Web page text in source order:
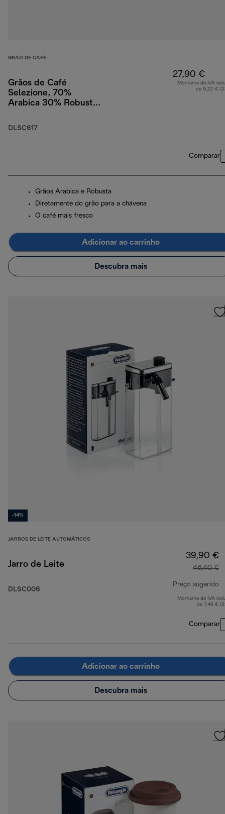
GRÃO DE CAFÉ
Grãos de Café
Selezione, 70%
Arabica 30% Robusta,
DLSC617
27,90 €
Montante de IVA
de 5,22 €
Comparar
Grãos Arabica e Robusta
Diretamente do grão para a chávena
O café mais fresco
Adicionar ao carrinho
Descubra mais
-14%
JARROS DE LEITE AUTOMÁTICOS
Jarro de Leite
DLSC006
39,90 €
46,40 €
Preço sugerido
Montante de IVA
de 7,46 €
Comparar
Adicionar ao carrinho
Descubra mais